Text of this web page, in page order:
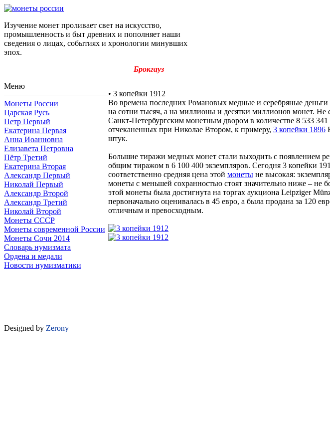
Изучение монет проливает свет на искусство,
промышленность и быт древних и пополняет наши
сведения о лицах, событиях и хронологии минувших
эпох.
Брокгауз
Меню
Монеты России
Царская Русь
Петр Первый
Екатерина Первая
Анна Иоанновна
Елизавета Петровна
Пётр Третий
Екатерина Вторая
Александр Первый
Николай Первый
Александр Второй
Александр Третий
Николай Второй
Монеты СССР
Монеты современной России
Монеты Сочи 2014
Словарь нумизмата
Ордена и медали
Новости нумизматики
• 3 копейки 1912
Во времена последних Романовых медные и серебряные
на сотни тысяч, а на миллионы и десятки миллионов монет.
Санкт-Петербургским монетным двором в количестве 8 533
отчеканенных при Николае Втором, к примеру, 3 копейки 1896
штук.
Большие тиражи медных монет стали выходить с появлением
общим тиражом в 6 100 400 экземпляров. Сегодня 3 копейки
соответственно средняя цена этой монеты не высокая:
монеты с меньшей сохранностью стоят значительно ниже – не
этой монеты была достигнута на торгах аукциона Leipziger
первоначально оценивалась в 45 евро, а была продана за 120
отличным и превосходным.
Designed by Zerony